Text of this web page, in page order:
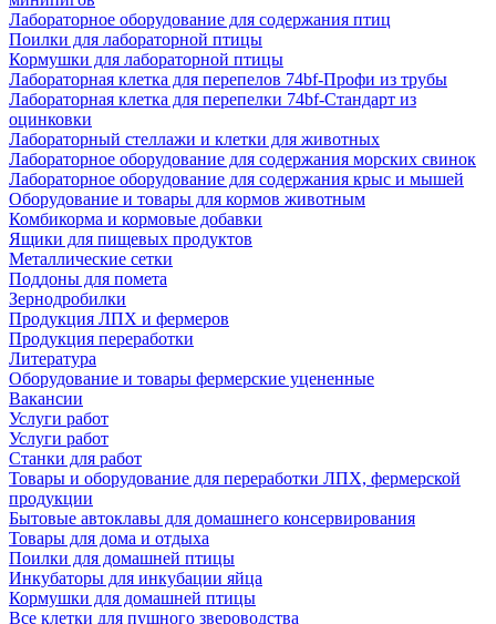
Лабораторное оборудование для содержания птиц
Поилки для лабораторной птицы
Кормушки для лабораторной птицы
Лабораторная клетка для перепелов 74bf-Профи из трубы
Лабораторная клетка для перепелки 74bf-Стандарт из
оцинковки
Лабораторный стеллажи и клетки для животных
Лабораторное оборудование для содержания морских свинок
Лабораторное оборудование для содержания крыс и мышей
Оборудование и товары для кормов животным
Комбикорма и кормовые добавки
Ящики для пищевых продуктов
Металлические сетки
Поддоны для помета
Зернодробилки
Продукция ЛПХ и фермеров
Продукция переработки
Литература
Оборудование и товары фермерские уцененные
Вакансии
Услуги работ
Услуги работ
Станки для работ
Товары и оборудование для переработки ЛПХ, фермерской
продукции
Бытовые автоклавы для домашнего консервирования
Товары для дома и отдыха
Поилки для домашней птицы
Инкубаторы для инкубации яйца
Кормушки для домашней птицы
Все клетки для пушного звероводства